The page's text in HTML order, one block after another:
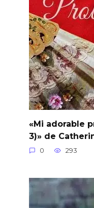
«Mi adorable
3)» de
0 293